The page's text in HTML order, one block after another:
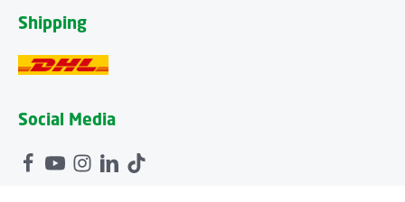
Shipping
Social Media